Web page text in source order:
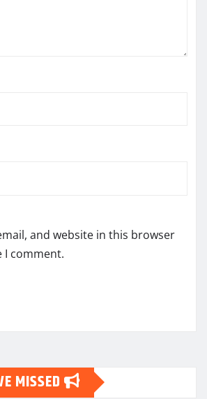
and website in this browser
I comment.
MISSED